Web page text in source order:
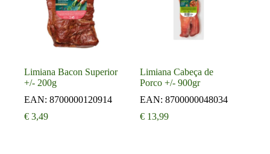
Limiana Bacon Superior
+/- 200g
EAN: 8700000120914
€ 3,49
Limiana Cabeça de
Porco +/- 900gr
EAN:8700000048034
€ 13,99